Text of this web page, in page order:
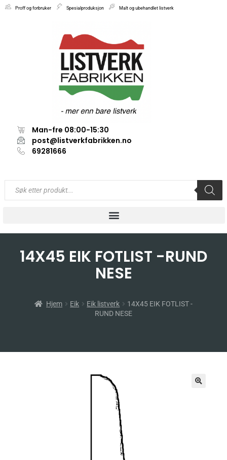
Proff og forbruker Spesialproduksjon Malt og ubehandlet listverk
Man-fre 08:00-15:30
post@listverkfabrikken.no
69281666
14X45 EIK FOTLIST -RUND
NESE
Hjem Eik Eik listverk
14X45 EIK FOTLIST -
RUND NESE